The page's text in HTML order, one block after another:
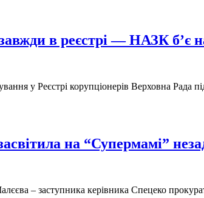
в реєстрі — НАЗК б’є
у Реєстрі корупціонерів Верховна Рада
на “Супермамі”
– заступника керівника Спецеко